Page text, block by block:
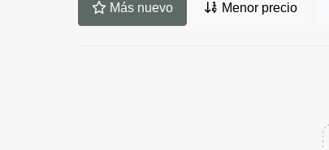
Más nuevo Menor precio